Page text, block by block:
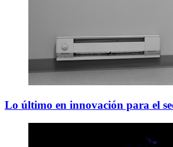
Lo último en innovación para el